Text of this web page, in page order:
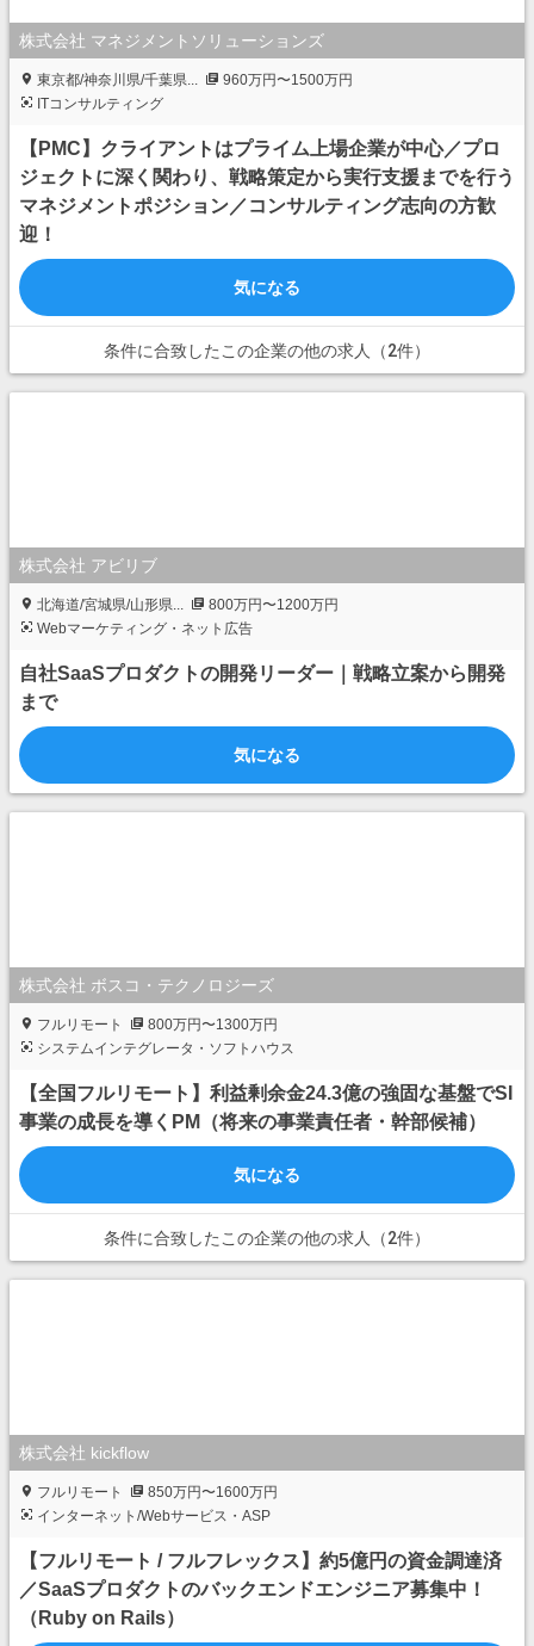
株式会社 マネジメントソリューションズ
東京都/神奈川県/千葉県...
960万円〜1500万円
ITコンサルティング
【PMC】クライアントはプライム上場企業が中心／プロ
ジェクトに深く関わり、戦略策定から実行支援までを行う
マネジメントポジション／コンサルティング志向の方歓
迎！
気になる
条件に合致したこの企業の他の求人（2件）
株式会社 アビリブ
北海道/宮城県/山形県...
800万円〜1200万円
Webマーケティング・ネット広告
自社SaaSプロダクトの開発リーダー｜戦略立案から開発
まで
気になる
株式会社 ボスコ・テクノロジーズ
フルリモート
800万円〜1300万円
システムインテグレータ・ソフトハウス
【全国フルリモート】利益剰余金24.3億の強固な基盤でSI
事業の成長を導くPM（将来の事業責任者・幹部候補）
気になる
条件に合致したこの企業の他の求人（2件）
株式会社 kickflow
フルリモート
850万円〜1600万円
インターネット/Webサービス・ASP
【フルリモート / フルフレックス】約5億円の資金調達済
／SaaSプロダクトのバックエンドエンジニア募集中！
（Ruby on Rails）